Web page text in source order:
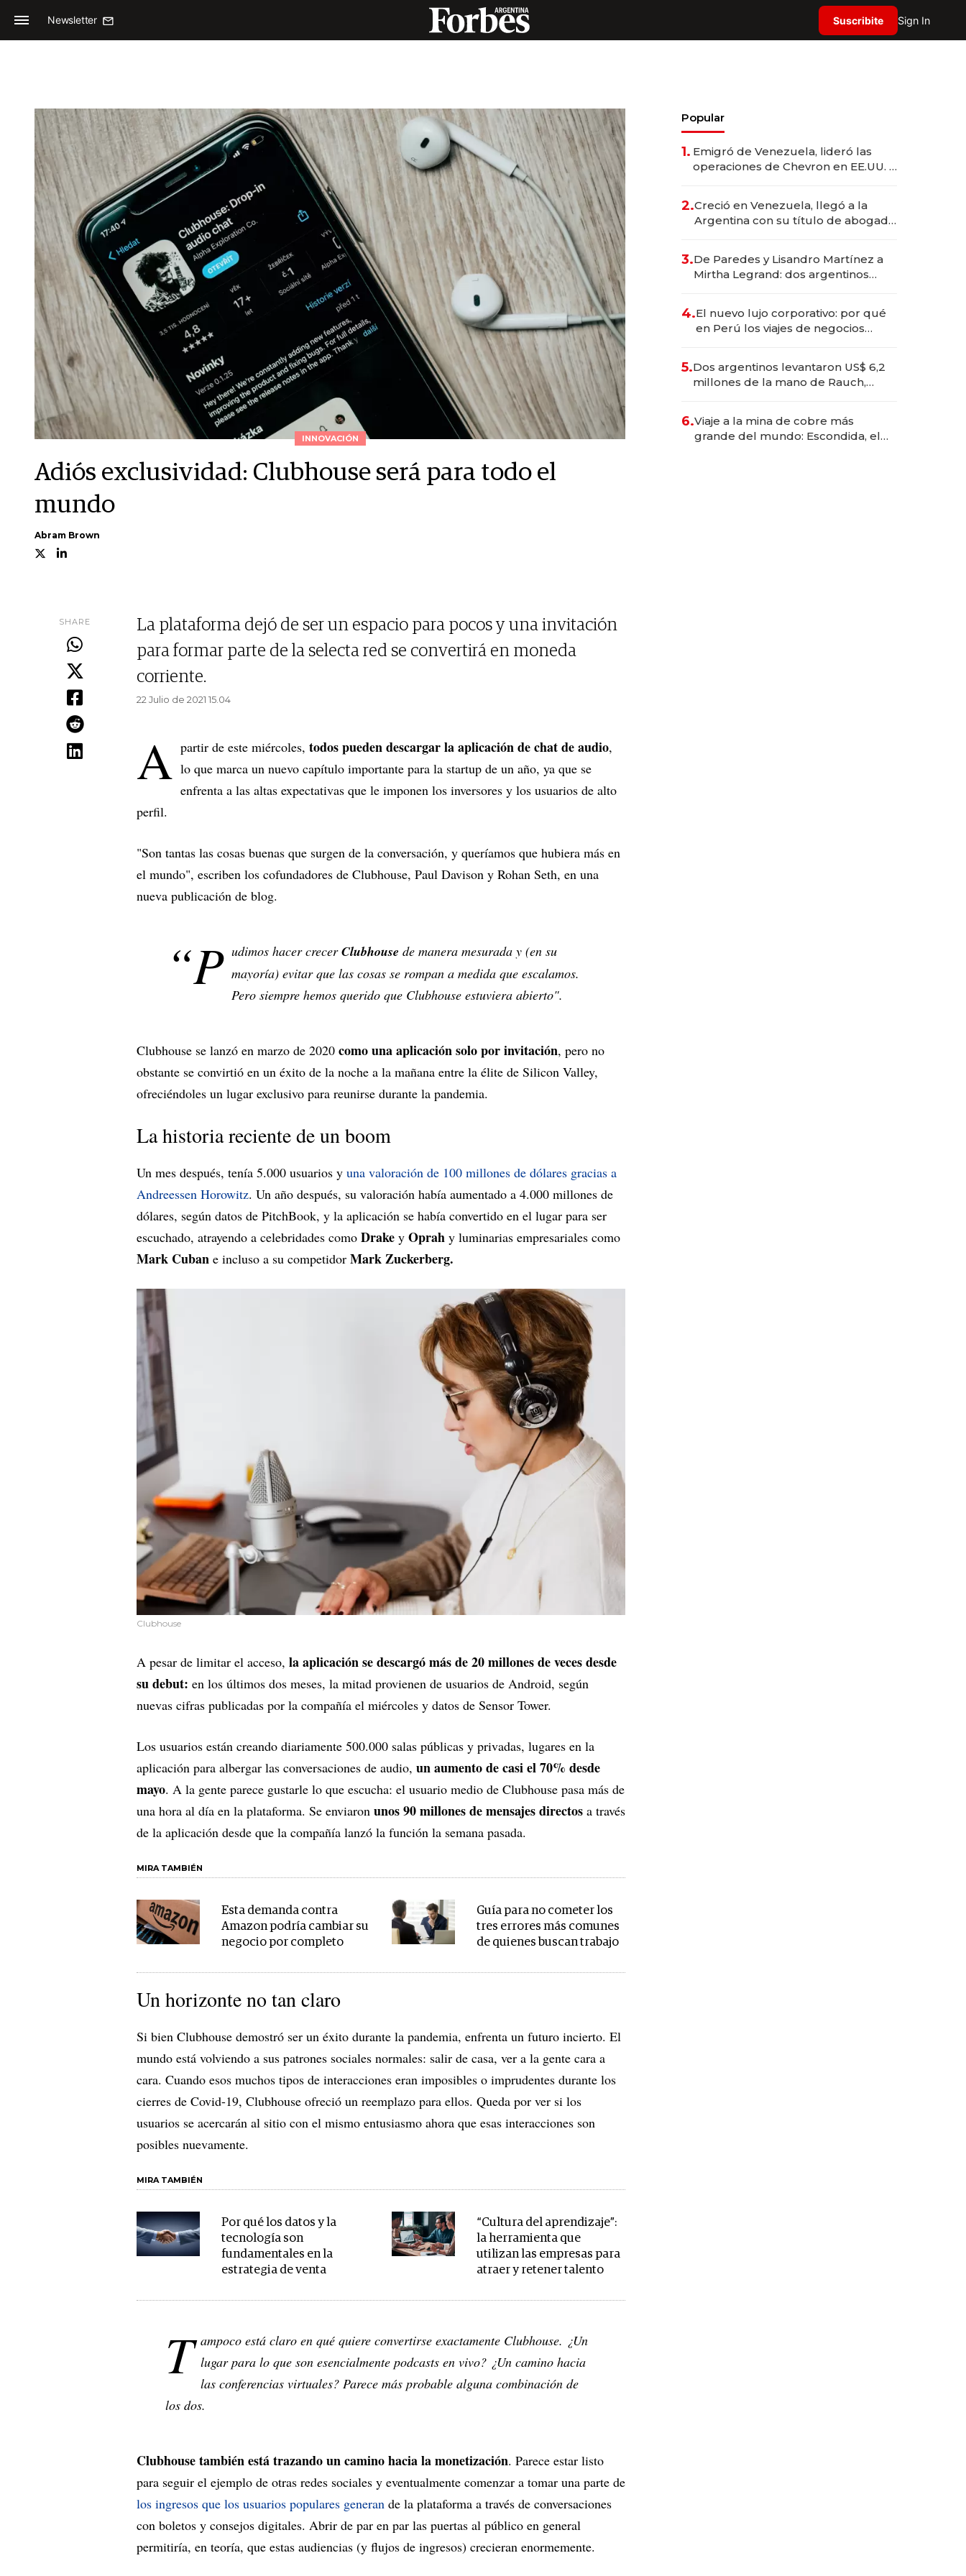
Newsletter Suscribite Sign In
INNOVACIÓN
Adiós exclusividad: Clubhouse será para todo el
mundo
Abram Brown
SHARE
La plataforma dejó de ser un espacio para pocos y una invitación
para formar parte de la selecta red se convertirá en moneda
corriente.
22 Julio de 2021 15.04
A partir de este miércoles, todos pueden descargar la aplicación de chat de audio,
lo que marca un nuevo capítulo importante para la startup de un año, ya que se
enfrenta a las altas expectativas que le imponen los inversores y los usuarios de alto
perfil.
"Son tantas las cosas buenas que surgen de la conversación, y queríamos que hubiera más en
el mundo", escriben los cofundadores de Clubhouse, Paul Davison y Rohan Seth, en una
nueva publicación de blog.
“P udimos hacer crecerClubhouse de manera mesurada y (en su
mayoría) evitar que las cosas se rompan a medida que escalamos.
Pero siempre hemos querido que Clubhouse estuviera abierto".
Clubhouse se lanzó en marzo de 2020 como una aplicación solo por invitación, pero no
obstante se convirtió en un éxito de la noche a la mañana entre la élite de Silicon Valley,
ofreciéndoles un lugar exclusivo para reunirse durante la pandemia.
La historia reciente de un boom
Un mes después, tenía 5.000 usuarios y una valoración de 100 millones de dólares gracias a
Andreessen Horowitz. Un año después, su valoración había aumentado a 4.000 millones de
dólares, según datos de PitchBook, y la aplicación se había convertido en el lugar para ser
escuchado, atrayendo a celebridades como Drake y Oprah y luminarias empresariales como
Mark Cuban e incluso a su competidor Mark Zuckerberg.
Clubhouse
A pesar de limitar el acceso, la aplicación se descargó más de 20 millones de veces desde
su debut: en los últimos dos meses, la mitad provienen de usuarios de Android, según
nuevas cifras publicadas por la compañía el miércoles y datos de Sensor Tower.
Los usuarios están creando diariamente 500.000 salas públicas y privadas, lugares en la
aplicación para albergar las conversaciones de audio, un aumento de casi el 70% desde
mayo. A la gente parece gustarle lo que escucha: el usuario medio de Clubhouse pasa más de
una hora al día en la plataforma. Se enviaron unos 90 millones de mensajes directos a través
de la aplicación desde que la compañía lanzó la función la semana pasada.
MIRA TAMBIÉN
Esta demanda contra
Amazon podría cambiar su
negocio por completo
Guía para no cometer los
tres errores más comunes
de quienes buscan trabajo
Un horizonte no tan claro
Si bien Clubhouse demostró ser un éxito durante la pandemia, enfrenta un futuro incierto. El
mundo está volviendo a sus patrones sociales normales: salir de casa, ver a la gente cara a
cara. Cuando esos muchos tipos de interacciones eran imposibles o imprudentes durante los
cierres de Covid-19, Clubhouse ofreció un reemplazo para ellos. Queda por ver si los
usuarios se acercarán al sitio con el mismo entusiasmo ahora que esas interacciones son
posibles nuevamente.
MIRA TAMBIÉN
Por qué los datos y la
tecnología son
fundamentales en la
estrategia de venta
“Cultura del aprendizaje”:
la herramienta que
utilizan las empresas para
atraer y retener talento
T ampoco está claro en qué quiere convertirse exactamente Clubhouse. ¿Un
lugar para lo que son esencialmente podcasts en vivo? ¿Un camino hacia
las conferencias virtuales? Parece más probable alguna combinación de
los dos.
Clubhouse también está trazando un camino hacia la monetización. Parece estar listo
para seguir el ejemplo de otras redes sociales y eventualmente comenzar a tomar una parte de
los ingresos que los usuarios populares generan de la plataforma a través de conversaciones
con boletos y consejos digitales. Abrir de par en par las puertas al público en general
permitiría, en teoría, que estas audiencias (y flujos de ingresos) crecieran enormemente.
Popular
1. Emigró de Venezuela, lideró las
operaciones de Chevron en EE.UU. y
2.Creció en Venezuela, llegó a la
Argentina con su título de abogado
marcas "fast premium"
3.De Paredes y Lisandro Martínez a
Mirtha Legrand: dos argentinos
4.El nuevo lujo corporativo: por qué
en Perú los viajes de negocios
transformadoras
5.Dos argentinos levantaron US$ 6,2
millones de la mano de Rauch,
6.Viaje a la mina de cobre más
grande del mundo: Escondida, el